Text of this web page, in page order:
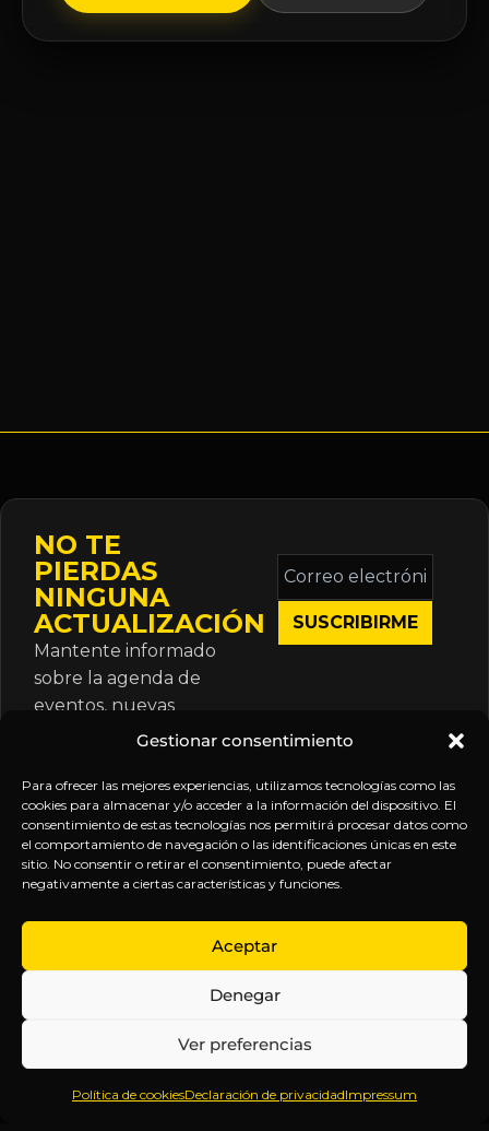
Gestionar consentimiento
Para ofrecer las mejores experiencias, utilizamos tecnologías como las
cookies para almacenar y/o acceder a la información del dispositivo. El
consentimiento de estas tecnologías nos permitirá procesar datos como
el comportamiento de navegación o las identificaciones únicas en este
sitio. No consentir o retirar el consentimiento, puede afectar
negativamente a ciertas características y funciones.
Aceptar
Denegar
Ver preferencias
Política de cookiesDeclaración de privacidadImpressum
NO TE
PIERDAS
NINGUNA
ACTUALIZACIÓN
Mantente informado
sobre la agenda de
eventos, nuevas
publicaciones y
suscripción.
Correo
electrónico
*
Inteligencia
Anticipándonos
EXPLORA
Inicio
Sobre
Contenido
Webinars
LEGAL
Política
de
Términos y
Aviso
SÍGUENOS